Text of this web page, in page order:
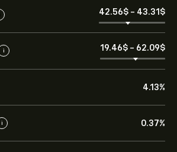
42.56‎$‎ - 43.31‎$‎
i 19.46‎$‎ - 62.09‎$‎
4.13%
i 0.37%